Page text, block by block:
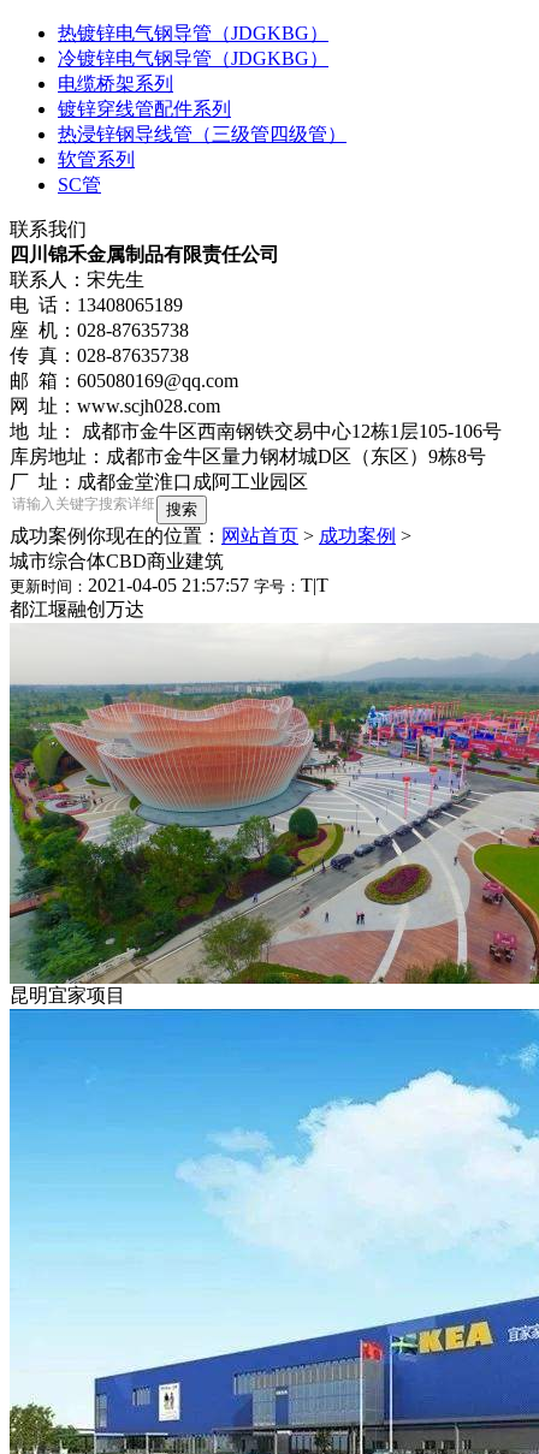
热镀锌电气钢导管（JDGKBG）
冷镀锌电气钢导管（JDGKBG）
电缆桥架系列
镀锌穿线管配件系列
热浸锌钢导线管（三级管四级管）
软管系列
SC管
联系我们
四川锦禾金属制品有限责任公司
联系人：宋先生
电 话：13408065189
座 机：028-87635738
传 真：028-87635738
邮 箱：605080169@qq.com
网 址：www.scjh028.com
地 址： 成都市金牛区西南钢铁交易中心12栋1层105-106号
库房地址：成都市金牛区量力钢材城D区（东区）9栋8号
厂 址：成都金堂淮口成阿工业园区
成功案例你现在的位置： 网站首页 > 成功案例 >
城市综合体CBD商业建筑
更新时间： 2021-04-05 21:57:57 字号： T|T
都江堰融创万达
昆明宜家项目